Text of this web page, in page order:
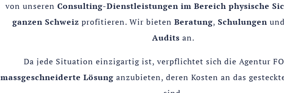
von unseren Consulting-Dienstleistungen im Bereich physische
ganzen Schweiz profitieren. Wir bieten Beratung, Schulungen und
Audits an.
Da jede Situation einzigartig ist, verpflichtet sich die Agentur
massgeschneiderte Lösung anzubieten, deren Kosten an das